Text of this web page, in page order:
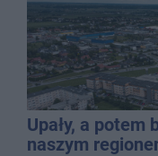
Upały, a potem
naszym